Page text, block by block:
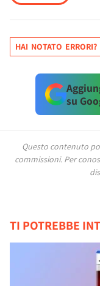
HAI NOTATO ERRORI?
su
Questo contenuto
commissioni. Per
TI POTREBBE